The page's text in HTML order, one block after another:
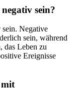
sein?
sein. Negative
sein, während
das Leben zu
Ereignisse
mit